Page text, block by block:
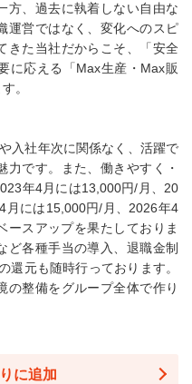
方、過去に執着しない自由な
運営ではなく、変化へのスピ
きた当社だからこそ、「安全
に応える「Max生産・Max販
。
入社年次に関係なく、活躍で
力です。また、働きやすく・
年4月には13,000円/月、20
月には15,000円/月、2026年4
ースアップを果たしておりま
ど各種手当の導入、退職金制
還元も随時行っております。
の整備をグループ全体で作り
に追加